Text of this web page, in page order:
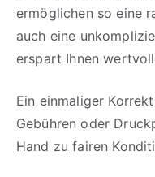
ermöglichen so eine
auch eine
erspart Ihnen
Ein einmaliger
Gebühren oder
Hand zu fairen